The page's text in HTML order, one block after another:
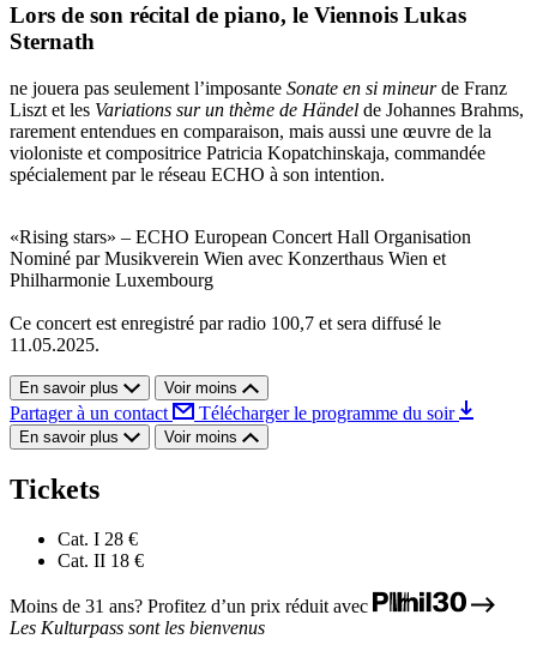
Lors de son récital de piano, le Viennois Lukas
Sternath
ne jouera pas seulement l’imposante Sonate en si mineurde Franz
Liszt et les Variations sur un thème de Händel de Johannes Brahms,
rarement entendues en comparaison, mais aussi une œuvre de la
violoniste et compositrice Patricia Kopatchinskaja, commandée
spécialement par le réseau ECHO à son intention.
«Rising stars» – ECHO European Concert Hall Organisation
Nominé par Musikverein Wien avec Konzerthaus Wien et
Philharmonie Luxembourg
Ce concert est enregistré par radio 100,7 et sera diffusé le
11.05.2025.
En savoir plus Voir moins
Partager à un contact Télécharger le programme du soir
En savoir plus Voir moins
Tickets
Cat. I 28 €
Cat. II 18 €
Moins de 31 ans? Profitez d’un prix réduit avec
Les Kulturpass sont les bienvenus